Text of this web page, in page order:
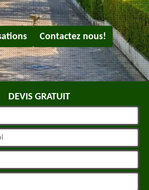
Contactez nous!
DEVIS GRATUIT